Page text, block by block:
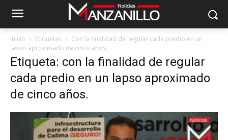
Inicio Etiquetas
Con la finalidad de regular cada predio en un
lapso aproximado de cinco años.
Etiqueta: con la finalidad de regular
cada predio en un lapso aproximado
de cinco años.